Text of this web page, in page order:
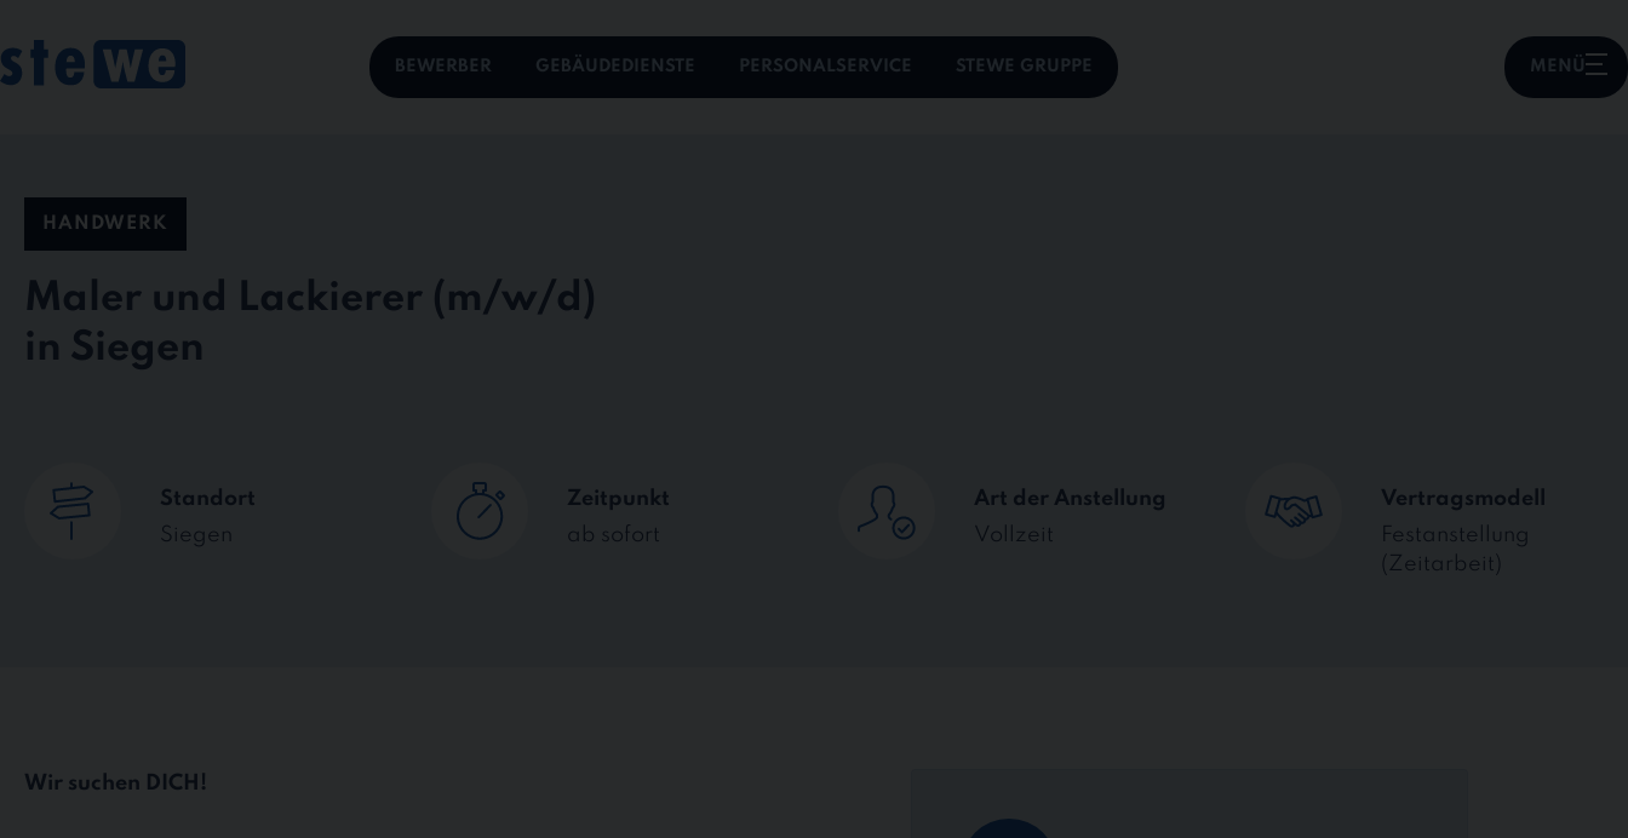
BEWERBER GEBÄUDEDIENSTE PERSONALSERVICE STEWE GRUPPE MENÜ
content
HANDWERK
Maler und Lackierer
in Siegen
Standort
Siegen
Zeitpunkt
ab sofort
Art der Anstellung
Vollzeit
Vertragsmodell
Festanstellung
(Zeitarbeit)
Wir suchen DICH!